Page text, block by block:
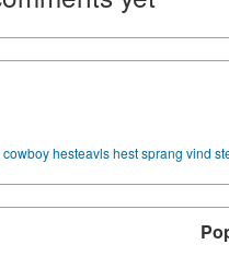
cowboyhesteavlshestsprang vind